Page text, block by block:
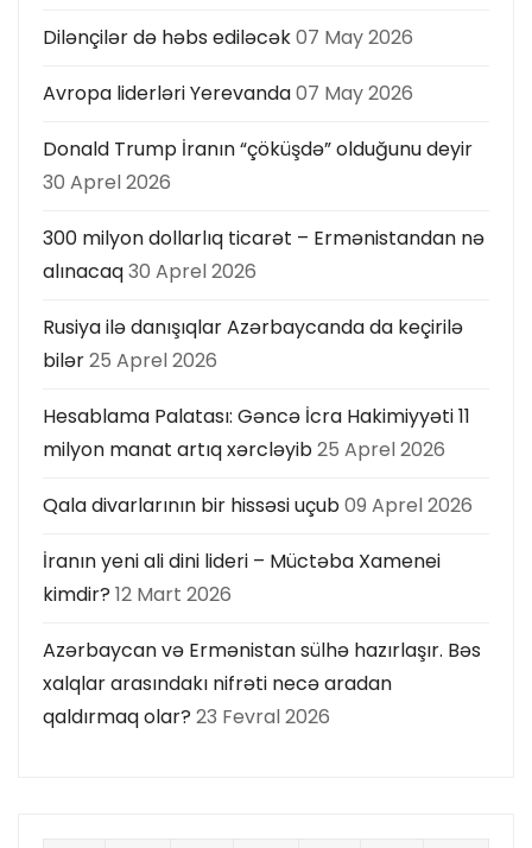
Dilənçilər də həbs ediləcək07 May 2026
Avropa liderləri Yerevanda07 May 2026
Donald Trump İranın “çöküşdə” olduğunu deyir
30 Aprel 2026
300 milyon dollarlıq ticarət – Ermənistandan nə
alınacaq30 Aprel 2026
Rusiya ilə danışıqlar Azərbaycanda da keçirilə
bilər25 Aprel 2026
Hesablama Palatası: Gəncə İcra Hakimiyyəti 11
milyon manat artıq xərcləyib25 Aprel 2026
Qala divarlarının bir hissəsi uçub09 Aprel 2026
İranın yeni ali dini lideri – Müctəba Xamenei
kimdir? 12 Mart 2026
Azərbaycan və Ermənistan sülhə hazırlaşır. Bəs
xalqlar arasındakı nifrəti necə aradan
qaldırmaq olar? 23 Fevral 2026